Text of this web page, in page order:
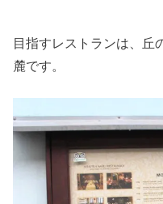
目指すレストランは、丘
麓です。